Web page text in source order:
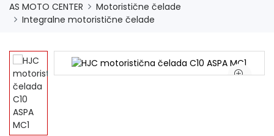
AS MOTO CENTER
Motoristične čelade
Integralne motoristične čelade